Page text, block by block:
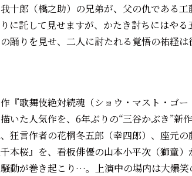
十郎（橋之助）の兄弟が、父の仇である
に託して見せますが、かたき討ちにはやる
踊りを見せ、二人に討たれる覚悟の祐経
『歌舞伎絶対続魂（ショウ・マスト・ゴー
いた人気作を、6年ぶりの“三谷かぶき”新
狂言作者の花桐冬五郎（幸四郎）、座元の
本桜』を、看板俳優の山本小平次（獅童
動が巻き起こり…。上演中の場内は大爆